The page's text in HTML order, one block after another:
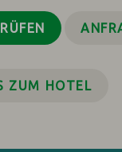
ZUM HOTEL